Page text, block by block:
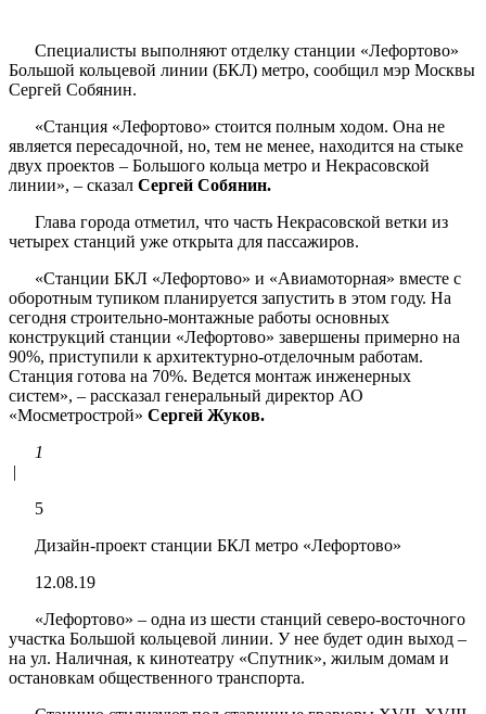
Специалисты выполняют отделку станции «Лефортово»
Большой кольцевой линии (БКЛ) метро, сообщил мэр Москвы
Сергей Собянин.
«Станция «Лефортово» стоится полным ходом. Она не
является пересадочной, но, тем не менее, находится на стыке
двух проектов – Большого кольца метро и Некрасовской
линии», – сказал Сергей Собянин.
Глава города отметил, что часть Некрасовской ветки из
четырех станций уже открыта для пассажиров.
«Станции БКЛ «Лефортово» и «Авиамоторная» вместе с
оборотным тупиком планируется запустить в этом году. На
сегодня строительно-монтажные работы основных
конструкций станции «Лефортово» завершены примерно на
90%, приступили к архитектурно-отделочным работам.
Станция готова на 70%. Ведется монтаж инженерных
систем», – рассказал генеральный директор АО
«Мосметрострой» Сергей Жуков.
1
|
5
Дизайн-проект станции БКЛ метро «Лефортово»
12.08.19
«Лефортово» – одна из шести станций северо-восточного
участка Большой кольцевой линии. У нее будет один выход –
на ул. Наличная, к кинотеатру «Спутник», жилым домам и
остановкам общественного транспорта.